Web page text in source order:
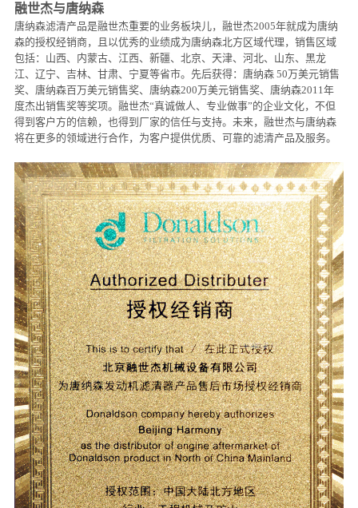
融世杰与唐纳森
唐纳森滤清产品是融世杰重要的业务板块儿，融世杰2005年就成为唐纳
森的授权经销商，且以优秀的业绩成为唐纳森北方区域代理，销售区域
包括：山西、内蒙古、江西、新疆、北京、天津、河北、山东、黑龙
江、辽宁、吉林、甘肃、宁夏等省市。先后获得：唐纳森 50万美元销售
奖、唐纳森百万美元销售奖、唐纳森200万美元销售奖、唐纳森2011年
度杰出销售奖等奖项。融世杰“真诚做人、专业做事”的企业文化，不但
得到客户方的信赖，也得到厂家的信任与支持。未来，融世杰与唐纳森
将在更多的领域进行合作，为客户提供优质、可靠的滤清产品及服务。